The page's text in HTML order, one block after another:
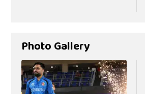
Photo Gallery